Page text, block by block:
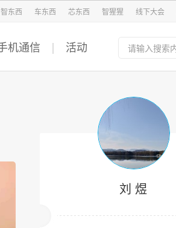
智东西 车东西 芯东西 智猩猩 线下大会
机通信 活动
刘 煜